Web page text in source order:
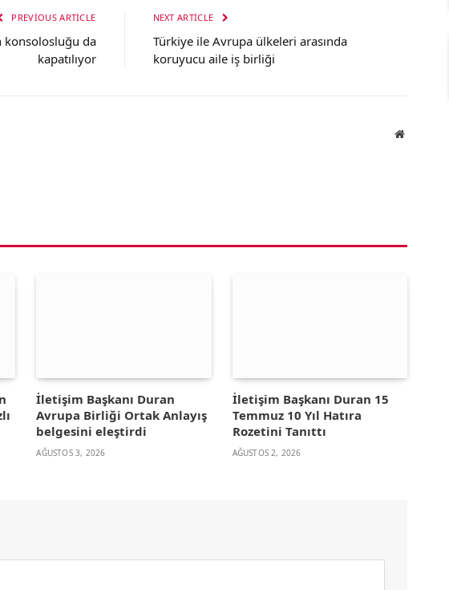
PREVIOUS ARTICLE
konsolosluğu da
kapatılıyor
NEXT ARTICLE
Türkiye ile Avrupa ülkeleri arasında
koruyucu aile iş birliği
Website
İletişim Başkanı Duran
Avrupa Birliği Ortak Anlayış
belgesini eleştirdi
AĞUSTOS 3, 2026
İletişim Başkanı Duran 15
Temmuz 10 Yıl Hatıra
Rozetini Tanıttı
AĞUSTOS 2, 2026